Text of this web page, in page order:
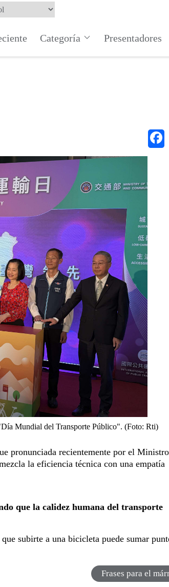
Categoría Presentadores
Mundial del Transporte Público". (Foto: Rti)
pronunciada recientemente por el
la eficiencia técnica con una empatía
que la calidez humana del transporte
subirte a una bicicleta puede sumar
Frases para el